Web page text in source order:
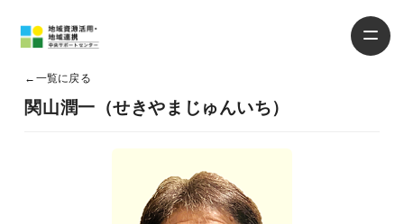
← 一覧に戻る
関山潤一（せきやまじゅんいち）